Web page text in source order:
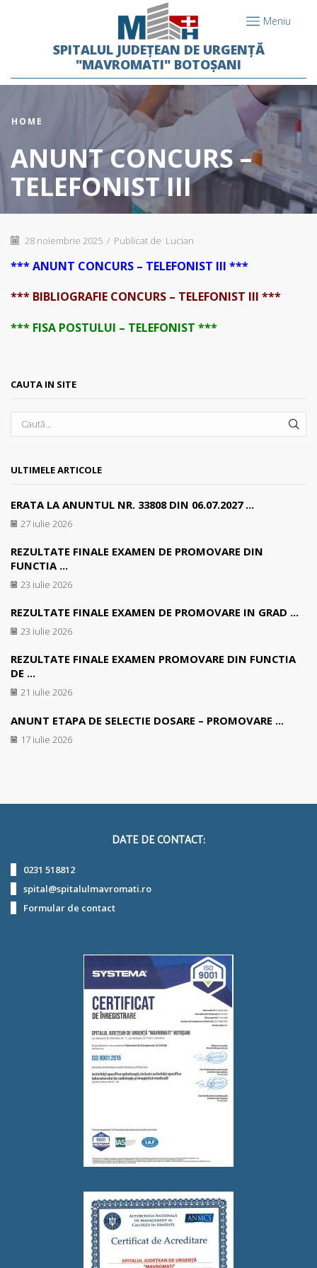
Meniu
SPITALUL JUDEȚEAN DE URGENȚĂ
"MAVROMATI" BOTOȘANI
HOME
ANUNT CONCURS –
TELEFONIST III
28 noiembrie 2025 / Publicat de Lucian
*** ANUNT CONCURS – TELEFONIST III ***
*** BIBLIOGRAFIE CONCURS – TELEFONIST III ***
*** FISA POSTULUI – TELEFONIST ***
CAUTA IN SITE
ULTIMELE ARTICOLE
ERATA LA ANUNTUL NR. 33808 DIN 06.07.2027 ...
27 iulie 2026
REZULTATE FINALE EXAMEN DE PROMOVARE DIN
FUNCTIA ...
23 iulie 2026
REZULTATE FINALE EXAMEN DE PROMOVARE IN GRAD ...
23 iulie 2026
REZULTATE FINALE EXAMEN PROMOVARE DIN FUNCTIA
DE ...
21 iulie 2026
ANUNT ETAPA DE SELECTIE DOSARE – PROMOVARE ...
17 iulie 2026
DATE DE CONTACT:
0231 518812
spital@spitalulmavromati.ro
Formular de contact